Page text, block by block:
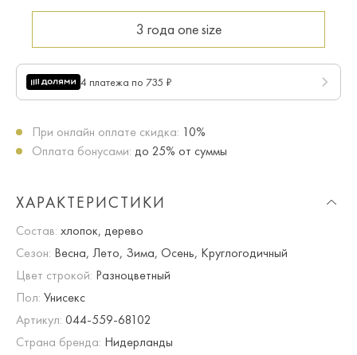
3 года one size
4 платежа по 735 ₽
При онлайн оплате скидка: 10%
Оплата бонусами: до 25% от суммы
ХАРАКТЕРИСТИКИ
Состав: хлопок, дерево
Сезон: Весна, Лето, Зима, Осень, Круглогодичный
Цвет строкой: Разноцветный
Пол: Унисекс
Артикул: 044-559-68102
Страна бренда: Нидерланды